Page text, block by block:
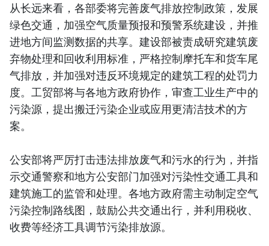
从长远来看，各部委将完善废气排放控制政策，发展
绿色交通，加强空气质量预报和预警系统建设，并推
进地方间监测数据的共享。建设部被责成研究建筑废
弃物处理和回收利用标准，严格控制摩托车和货车尾
气排放，并加强对违反环境规定的建筑工程的处罚力
度。工贸部将与各地方政府协作，审查工业生产中的
污染源，提出搬迁污染企业或应用更清洁技术的方
案。
公安部将严厉打击违法排放废气和污水的行为，并指
示交通警察和地方公安部门加强对污染性交通工具和
建筑施工的监管和处理。各地方政府需主动制定空气
污染控制路线图，鼓励公共交通出行，并利用税收、
收费等经济工具调节污染排放源。